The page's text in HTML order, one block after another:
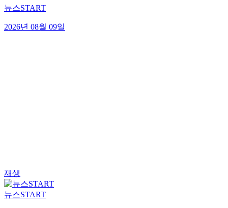
뉴스START
2026년 08월 09일
재생
뉴스START